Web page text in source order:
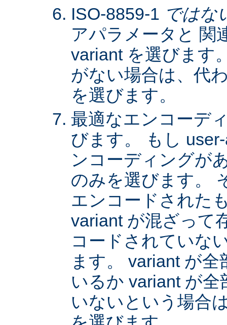
ISO-8859-1 ではな
アパラメータと 関
variant を選びます
がない場合は、代
を選びます。
最適なエンコーデ
びます。 もし
ンコーディングが
のみを選びます。
エンコードされた
variant が混ざって
コードされていな
ます。 variant が
いるか variant が
いないという場合